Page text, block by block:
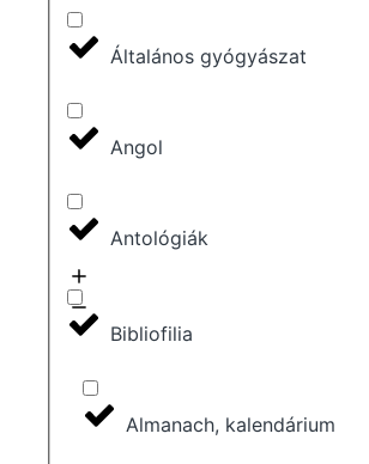
Általános gyógyászat
Angol
Antológiák
Bibliofilia
Almanach, kalendárium